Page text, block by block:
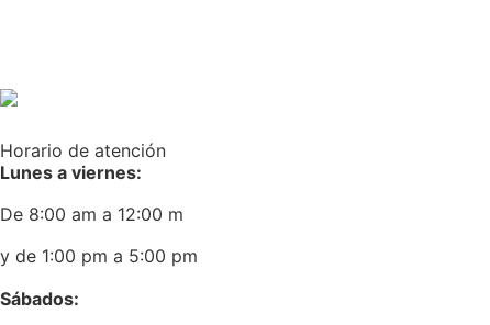
Horario de atención
Lunes a viernes:
De 8:00 am a 12:00 m
y de 1:00 pm a 5:00 pm
Sábados: